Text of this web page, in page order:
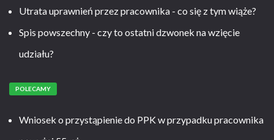
Utrata uprawnień przez pracownika - co się z tym wiąże?
Spis powszechny - czy to ostatni dzwonek na wzięcie
udziału?
POLECAMY
Wniosek o przystąpienie do PPK w przypadku pracownika